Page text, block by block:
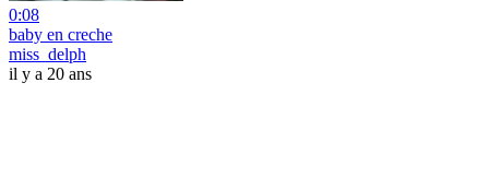
0:08
baby en creche
miss_delph
il y a 20 ans